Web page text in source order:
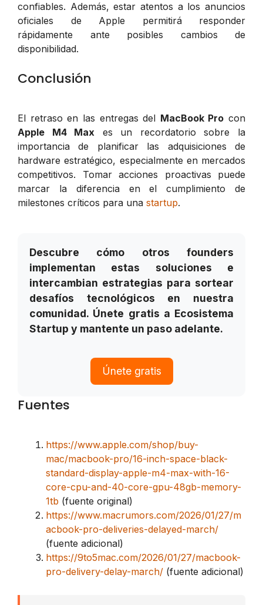
confiables. Además, estar atentos a los anuncios
oficiales de Apple permitirá responder
rápidamente ante posibles cambios de
disponibilidad.
Conclusión
El retraso en las entregas del MacBook Pro con
Apple M4 Max es un recordatorio sobre la
importancia de planificar las adquisiciones de
hardware estratégico, especialmente en mercados
competitivos. Tomar acciones proactivas puede
marcar la diferencia en el cumplimiento de
milestones críticos para una startup.
Descubre cómo otros founders
implementan estas soluciones e
intercambian estrategias para sortear
desafíos tecnológicos en nuestra
comunidad. Únete gratis a Ecosistema
Startup y mantente un paso adelante.
Únete gratis
Fuentes
https://www.apple.com/shop/buy-
mac/macbook-pro/16-inch-space-black-
standard-display-apple-m4-max-with-16-
core-cpu-and-40-core-gpu-48gb-memory-
1tb (fuente original)
https://www.macrumors.com/2026/01/27/m
acbook-pro-deliveries-delayed-march/
(fuente adicional)
https://9to5mac.com/2026/01/27/macbook-
pro-delivery-delay-march/ (fuente adicional)